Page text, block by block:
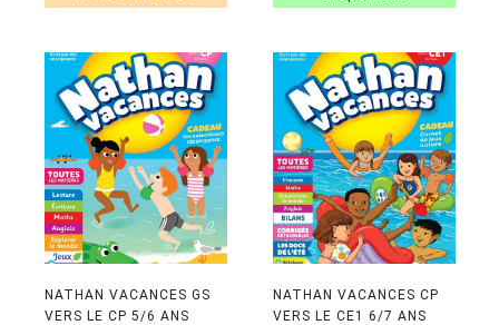
NATHAN VACANCES GS
VERS LE CP 5/6 ANS
NATHAN VACANCES CP
VERS LE CE1 6/7 ANS